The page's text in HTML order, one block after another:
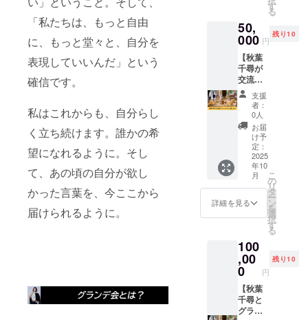
「私たちは、もっと自由
に、もっと堂々と、自分を
表現していいんだ」という
確信です。
私はこれからも、自分らし
く立ち続けます。誰かの希
望になれるように。そし
て、あの頃の自分が欲し
かった言葉を、今ここから
届けられるように。
く場合
があり
ます。
お断り
させて
いただ
いた場
合は料
金を返
金させ
ていた
だきま
す。 ※
掲載期
間は
10月か
ら1年間
してお
ます。
※水彩画
でお送
りしま
す ※サ
イズ：
B4 ※送
料込み
のお値
段です
ご希望
の写真
を1枚
メール
にてお
送りく
ださ
す
る
50,
000 円
残り10
【秋葉
千尋が
交流会
などに
ゲスト
出演し
ます】
秋葉千
尋が交
流会な
どにゲ
スト出
演させ
ていた
だきま
す。 ミ
セミ
ファイ
ナリス
トの秋
葉千尋
があな
たのイ
支援
者：
0人
お届
け予
定：
2025
年10
月
詳細を見る
こ
の
リ
タ
ー
ン
を
選
択
す
る
100
,00
0 円
残り10
【秋葉
千尋と
グラン